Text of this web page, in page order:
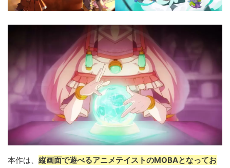
本作は、 縦画面で遊べるアニメテイストのMOBAとなってお